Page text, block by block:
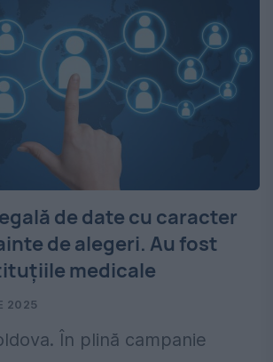
de date cu caracter
de alegeri. Au fost
medicale
2025
În plină campanie